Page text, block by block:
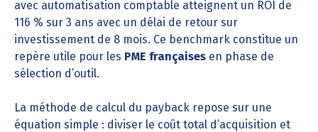
avec automatisation comptable atteignent un ROI de
116 % sur 3 ans avec un délai de retour sur
investissement de 8 mois. Ce benchmark constitue un
repère utile pour les PME françaises en phase de
sélection d’outil.
La méthode de calcul du payback repose sur une
équation simple : diviser le coût total d’acquisition et